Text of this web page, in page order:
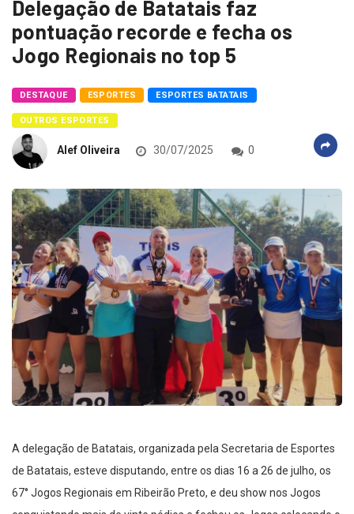
Delegação de Batatais faz
pontuação recorde e fecha os
Jogo Regionais no top 5
DESTAQUE ESPORTES ESPORTES BATATAIS
OUTROS ESPORTES
Alef Oliveira 30/07/2025 0
A delegação de Batatais, organizada pela Secretaria de Esportes
de Batatais, esteve disputando, entre os dias 16 a 26 de julho, os
67° Jogos Regionais em Ribeirão Preto, e deu show nos Jogos